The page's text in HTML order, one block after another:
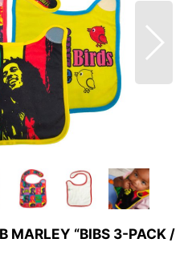
MARLEY “BIBS 3-PACK /